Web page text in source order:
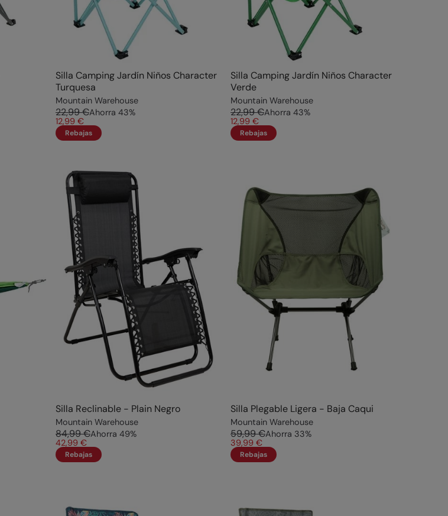
Silla Camping Jardín Niños Character
Turquesa
Mountain Warehouse
22,99 €Ahorra 43%
12,99 €
Rebajas
Silla Camping Jardín Niños Character
Verde
Mountain Warehouse
22,99 €Ahorra 43%
12,99 €
Rebajas
Silla Reclinable - Plain Negro
Mountain Warehouse
84,99 €Ahorra 49%
42,99 €
Rebajas
Silla Plegable Ligera - Baja Caqui
Mountain Warehouse
59,99 €Ahorra 33%
39,99 €
Rebajas